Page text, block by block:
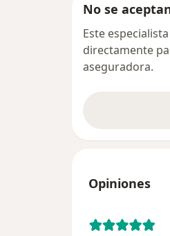
No se
Este
directamente
aseguradora.
Opiniones